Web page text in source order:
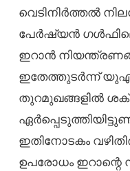
വെടിനിർത്തൽ
പേർഷ്യൻ
ഇറാൻ
ഇതേത്തുടർന്ന്
തുറമുഖങ്ങളിൽ
ഇതിനോടകം
ഉപരോധം